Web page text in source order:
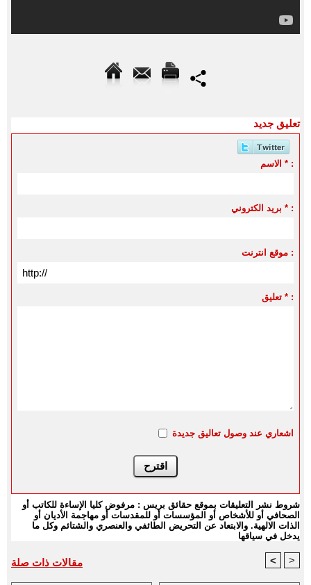
تعليق جديد
الاسم * :
بريد الكتروني * :
موقع انترنت :
تعليق * :
اشعاري عند وصول تعاليق جديدة
شروط نشر التعليقات بموقع حقائق بريس : مرفوض كليا الإساءة للكاتب أو
الصحافي أو للأشخاص أو المؤسسات أو للمقدسات أو مهاجمة الأديان أو
الذات الالهية. والابتعاد عن التحريض الطائفي والعنصري والشتائم وكل ما
يدخل في سياقها
مقالات ذات صلة < >